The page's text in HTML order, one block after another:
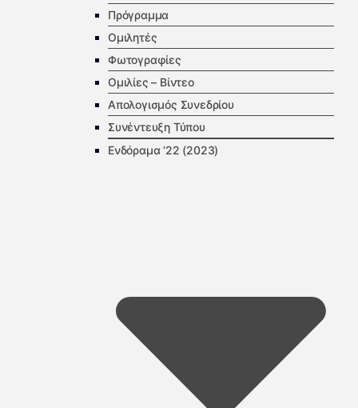
Πρόγραμμα
Ομιλητές
Φωτογραφίες
Ομιλίες – Βίντεο
Απολογισμός Συνεδρίου
Συνέντευξη Τύπου
Ενδόραμα ’22 (2023)